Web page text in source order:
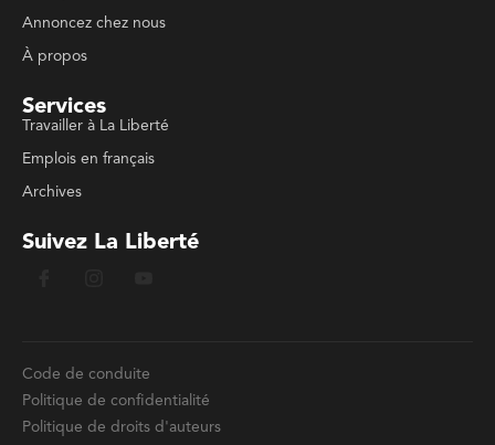
Annoncez chez nous
À propos
Services
Travailler à La Liberté
Emplois en français
Archives
Suivez La Liberté
Code de conduite
Politique de confidentialité
Politique de droits d'auteurs